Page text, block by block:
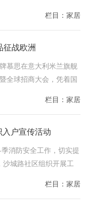
栏目：家居
征战欧洲
慕思在意大利米兰旗舰
全球招商大会，凭着国
栏目：家居
户宣传活动
消防安全工作，切实提
沙城路社区组织开展工
栏目：家居